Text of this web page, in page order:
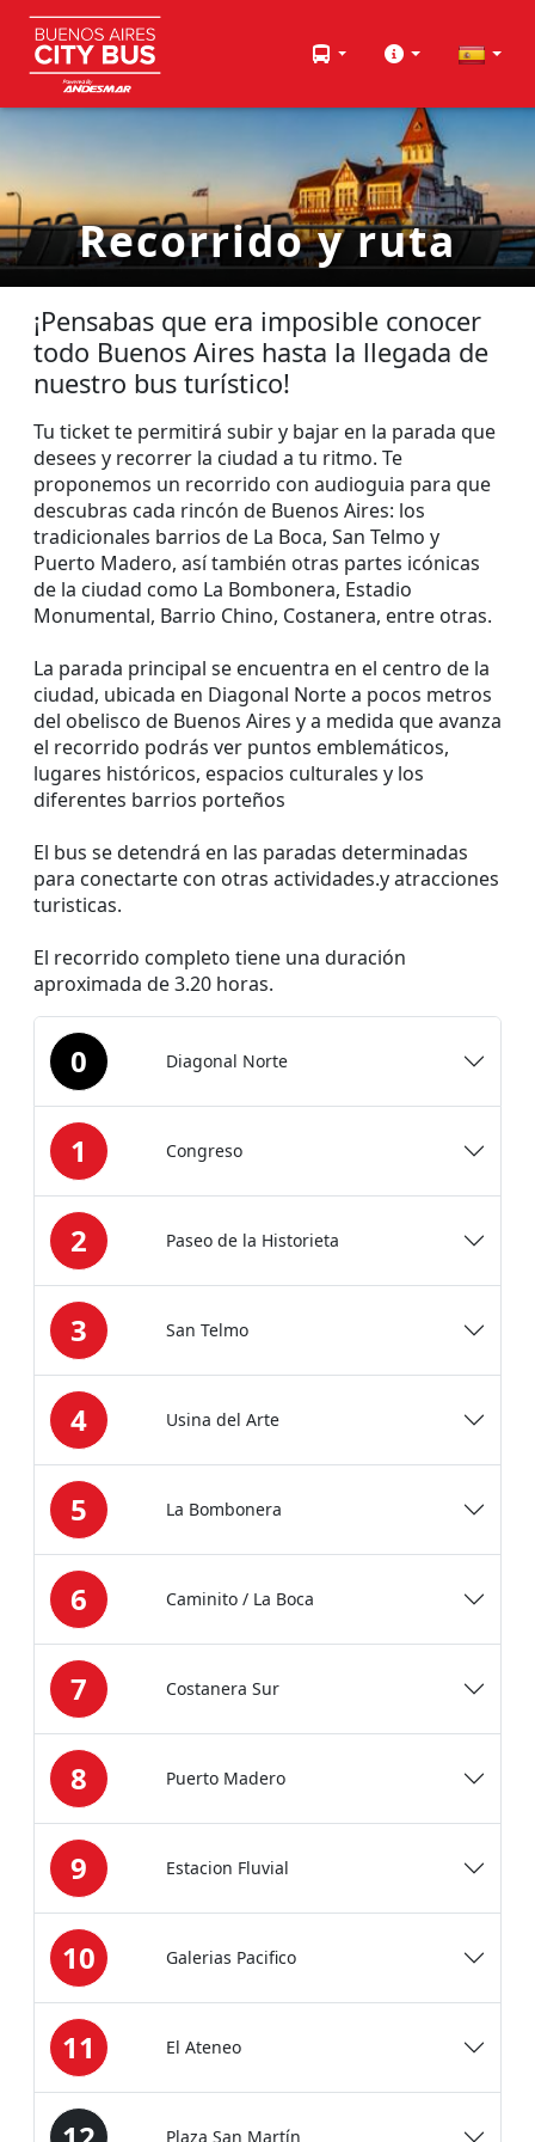
Recorrido y ruta
¡Pensabas que era imposible conocer
todo Buenos Aires hasta la llegada de
nuestro bus turístico!
Tu ticket te permitirá subir y bajar en la parada que
desees y recorrer la ciudad a tu ritmo. Te
proponemos un recorrido con audioguia para que
descubras cada rincón de Buenos Aires: los
tradicionales barrios de La Boca, San Telmo y
Puerto Madero, así también otras partes icónicas
de la ciudad como La Bombonera, Estadio
Monumental, Barrio Chino, Costanera, entre otras.
La parada principal se encuentra en el centro de la
ciudad, ubicada en Diagonal Norte a pocos metros
del obelisco de Buenos Aires y a medida que avanza
el recorrido podrás ver puntos emblemáticos,
lugares históricos, espacios culturales y los
diferentes barrios porteños
El bus se detendrá en las paradas determinadas
para conectarte con otras actividades.y atracciones
turisticas.
El recorrido completo tiene una duración
aproximada de 3.20 horas.
0 Diagonal Norte
1 Congreso
2 Paseo de la Historieta
3 San Telmo
4 Usina del Arte
5 La Bombonera
6 Caminito / La Boca
7 Costanera Sur
8 Puerto Madero
9 Estacion Fluvial
10 Galerias Pacifico
11 El Ateneo
Plaza San Martín